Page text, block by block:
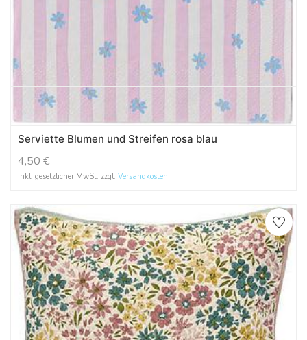
Serviette Blumen und Streifen rosa blau
4,50 €
Inkl. gesetzlicher MwSt. zzgl. Versandkosten